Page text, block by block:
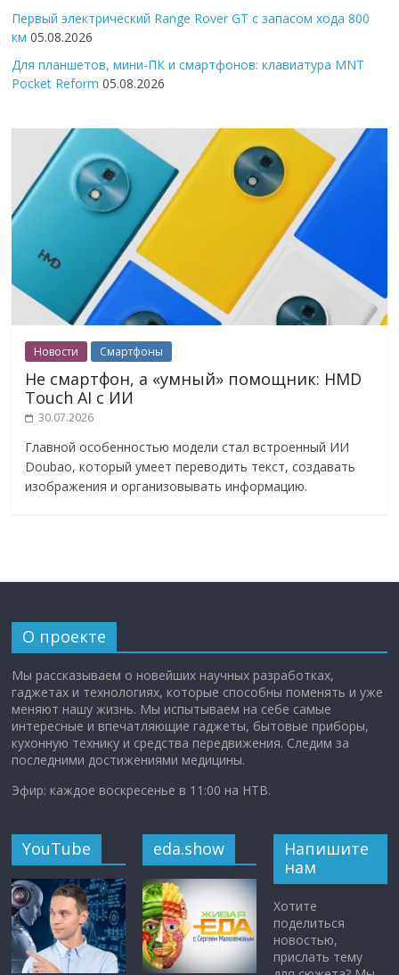
Первый электрический Range Rover GT с запасом хода 800
км 05.08.2026
Для планшетов, мини-ПК и смартфонов: клавиатура MNT
Pocket Reform 05.08.2026
Новости Смартфоны
Не смартфон, а «умный» помощник: HMD
Touch AI с ИИ
30.07.2026
Главной особенностью модели стал встроенный ИИ
Doubao, который умеет переводить текст, создавать
изображения и организовывать информацию.
О проекте
Мы рассказываем о новейших научных разработках,
гаджетах и технологиях, которые способны поменять и уже
меняют нашу жизнь. Мы испытываем на себе самые
интересные и впечатляющие гаджеты, бытовые приборы,
кухонную технику и средства передвижения. Следим за
последними достижениями медицины.
Эфир: каждое воскресенье в 11:00 на НТВ.
YouTube eda.show
Напишите
нам
Хотите
поделиться
новостью,
прислать тему